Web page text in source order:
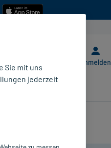
Anmelden
Sie mit uns
jederzeit